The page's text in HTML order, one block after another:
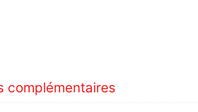
complémentaires